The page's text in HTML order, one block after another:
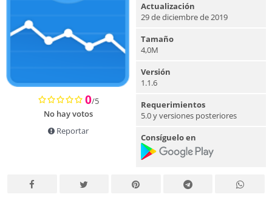
0/5
No hay votos
Reportar
Actualización
29 de diciembre de 2019
Tamaño
4,0M
Versión
1.1.6
Requerimientos
5.0 y versiones posteriores
Consíguelo en